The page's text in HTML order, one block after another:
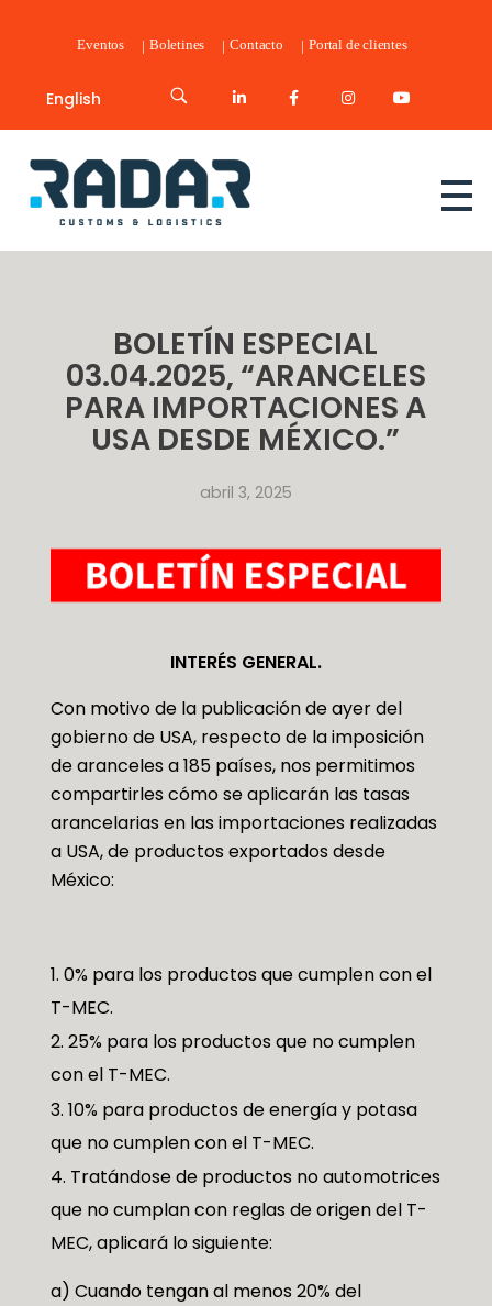
Eventos Boletines Contacto Portal de clientes
English
Radar Customs & Logistics
BOLETÍN ESPECIAL
03.04.2025, “ARANCELES
PARA IMPORTACIONES A
USA DESDE MÉXICO.”
abril 3, 2025
INTERÉS GENERAL.
Con motivo de la publicación de ayer del
gobierno de USA, respecto de la imposición
de aranceles a 185 países, nos permitimos
compartirles cómo se aplicarán las tasas
arancelarias en las importaciones realizadas
a USA, de productos exportados desde
México:
0% para los productos que cumplen con el
T-MEC.
25% para los productos que no cumplen
con el T-MEC.
10% para productos de energía y potasa
que no cumplen con el T-MEC.
Tratándose de productos no automotrices
que no cumplan con reglas de origen del T-
MEC, aplicará lo siguiente:
a) Cuando tengan al menos 20% del